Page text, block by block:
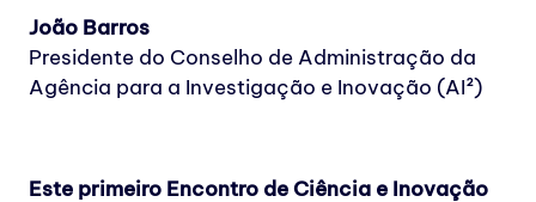
João Barros
Presidente do Conselho de Administração da
Agência para a Investigação e Inovação (AI²)
Este primeiro Encontro de Ciência e Inovação